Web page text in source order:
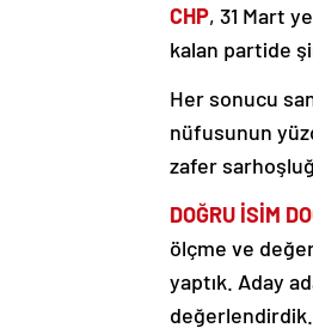
CHP, 31 Mart
kalan partide
Her sonucu
nüfusunun
zafer
DOĞRU İSİM
ölçme ve
yaptık. Aday